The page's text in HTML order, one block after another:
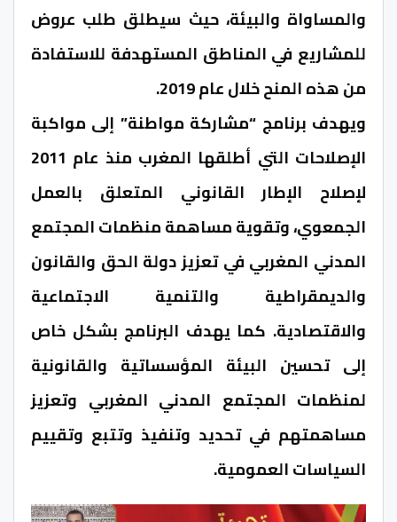
والمساواة والبيئة، حيث سيطلق طلب عروض
للمشاريع في المناطق المستهدفة للاستفادة
من هذه المنح خلال عام 2019.
ويهدف برنامج “مشاركة مواطنة” إلى مواكبة
الإصلاحات التي أطلقها المغرب منذ عام 2011
لإصلاح الإطار القانوني المتعلق بالعمل
الجمعوي، وتقوية مساهمة منظمات المجتمع
المدني المغربي في تعزيز دولة الحق والقانون
والديمقراطية والتنمية الاجتماعية
والاقتصادية. كما يهدف البرنامج بشكل خاص
إلى تحسين البيئة المؤسساتية والقانونية
لمنظمات المجتمع المدني المغربي وتعزيز
مساهمتهم في تحديد وتنفيذ وتتبع وتقييم
السياسات العمومية.